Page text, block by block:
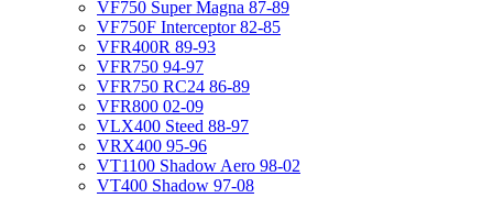
VF750 Super Magna 87-89
VF750F Interceptor 82-85
VFR400R 89-93
VFR750 94-97
VFR750 RC24 86-89
VFR800 02-09
VLX400 Steed 88-97
VRX400 95-96
VT1100 Shadow Aero 98-02
VT400 Shadow 97-08